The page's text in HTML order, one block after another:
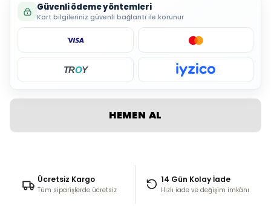
Güvenli ödeme yöntemleri
Kart bilgileriniz güvenli bağlantı ile korunur
TROY
HEMEN AL
Ücretsiz Kargo
Tüm siparişlerde ücretsiz
14 Gün Kolay İade
Hızlı iade ve değişim imkânı